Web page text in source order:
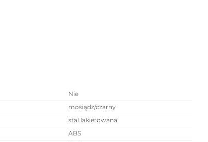
Nie
mosiądz/czarny
stal lakierowana
ABS